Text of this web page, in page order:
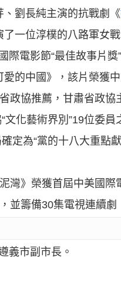
劉長純主演的抗戰劇《
一位淳樸的八路軍女
際電影節“最佳故事片獎
的中國》，該片榮獲
政協推薦，甘肅省政
化藝術界別”19位委
定為“黨的十八大重點
灣》榮獲首屆中美國
並籌備30集電視連續劇
義市副市長。